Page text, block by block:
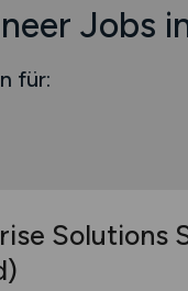
Jobs
für:
Solutions